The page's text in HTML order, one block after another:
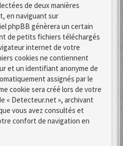
de deux manières
en naviguant sur
phpBB génèrera un certain
de petits fichiers téléchargés
internet de votre
cookies ne contiennent
et un identifiant anonyme de
assignés par le
cookie sera créé lors de votre
« Detecteur.net », archivant
vous avez consultés et
confort de navigation en